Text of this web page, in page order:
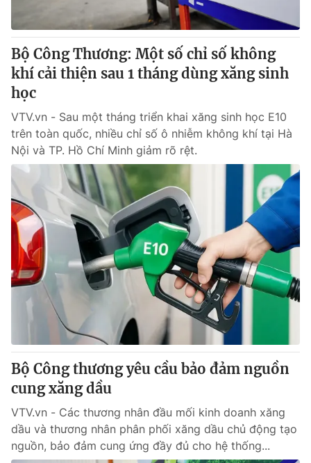
Câu chuyện quốc tế
Thị trường
Góc doanh nghiệp
Dữ liệu và đời sống
Truyền hình
Phim VTV
Hậu trường
Nhân vật
Khán giả
Giải sao mai
Giải trí
Điện ảnh
Âm nhạc
Sao
Đời sống
Du lịch
Làm đẹp
Chất lượng cuộc sống
Giáo dục
Tuyển sinh
Học trực tuyến
Công nghệ
Hitech Công nghệ tương lai
Sản phẩm
Thị trường
Giao lưu trực tuyến
Lịch phát sóng
Chuyên mục khác
Emagazine Podcast
Photo Infographic
Video Shorts video
Bộ Công Thương: Một số chỉ số không
khí cải thiện sau 1 tháng dùng xăng sinh
học
VTV.vn - Sau một tháng triển khai xăng sinh học E10
trên toàn quốc, nhiều chỉ số ô nhiễm không khí tại Hà
Nội và TP. Hồ Chí Minh giảm rõ rệt.
Bộ Công thương yêu cầu bảo đảm nguồn
cung xăng dầu
VTV.vn - Các thương nhân đầu mối kinh doanh xăng
dầu và thương nhân phân phối xăng dầu chủ động tạo
nguồn, bảo đảm cung ứng đầy đủ cho hệ thống...